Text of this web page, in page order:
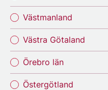
Västmanland
Västra Götaland
Örebro län
Östergötland